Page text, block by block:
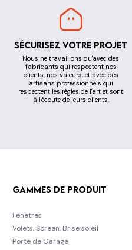
Sécurisez votre projet
Nous ne travaillons qu'avec des
fabricants qui respectent nos
clients, nos valeurs, et avec des
artisans professionnels qui
respectent les règles de l'art et sont
à l'écoute de leurs clients.
Gammes de produit
Fenêtres
Volets, Screen, Brise soleil
Porte de Garage